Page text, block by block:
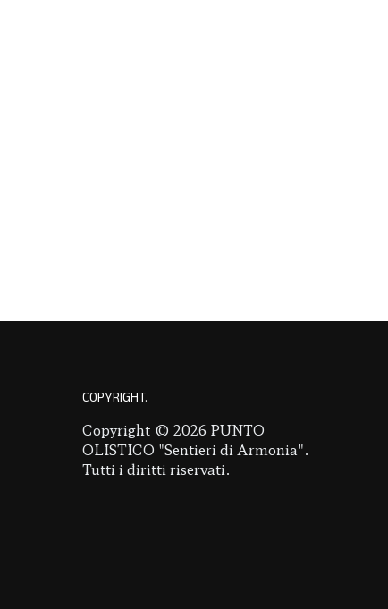
COPYRIGHT
Copyright © 2026 PUNTO
OLISTICO "Sentieri di Armonia".
Tutti i diritti riservati.